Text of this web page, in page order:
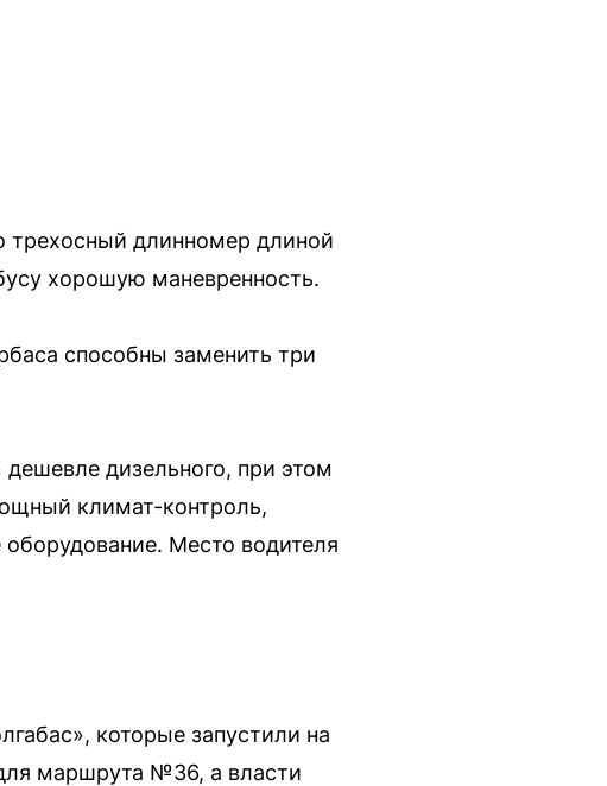
трехосный длинномер длиной
хорошую маневренность.
способны заменить три
дизельного, при этом
климат-контроль,
Место водителя
которые запустили на
маршрута №36, а власти